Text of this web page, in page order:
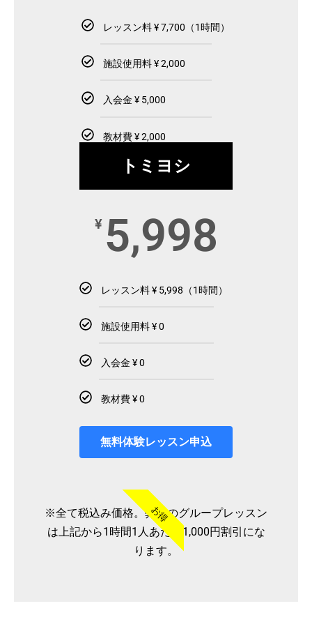
レッスン料 ¥ 7,700（1時間）
施設使用料 ¥ 2,000
入会金 ¥ 5,000
教材費 ¥ 2,000
トミヨシ
¥ 5,998
レッスン料 ¥ 5,998（1時間）
施設使用料 ¥ 0
入会金 ¥ 0
教材費 ¥ 0
無料体験レッスン申込
お得
※全て税込み価格。弊社のグループレッスン
は上記から1時間1人あたり1,000円割引にな
ります。